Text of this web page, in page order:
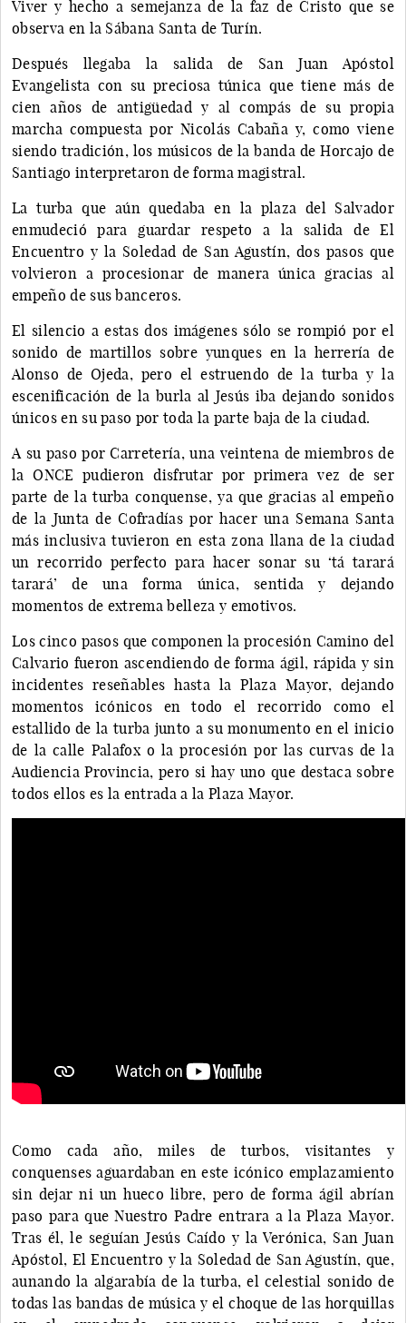
Viver y hecho a semejanza de la faz de Cristo que se
observa en la Sábana Santa de Turín.
Después llegaba la salida de San Juan Apóstol
Evangelista con su preciosa túnica que tiene más de
cien años de antigüedad y al compás de su propia
marcha compuesta por Nicolás Cabaña y, como viene
siendo tradición, los músicos de la banda de Horcajo de
Santiago interpretaron de forma magistral.
La turba que aún quedaba en la plaza del Salvador
enmudeció para guardar respeto a la salida de El
Encuentro y la Soledad de San Agustín, dos pasos que
volvieron a procesionar de manera única gracias al
empeño de sus banceros.
El silencio a estas dos imágenes sólo se rompió por el
sonido de martillos sobre yunques en la herrería de
Alonso de Ojeda, pero el estruendo de la turba y la
escenificación de la burla al Jesús iba dejando sonidos
únicos en su paso por toda la parte baja de la ciudad.
A su paso por Carretería, una veintena de miembros de
la ONCE pudieron disfrutar por primera vez de ser
parte de la turba conquense, ya que gracias al empeño
de la Junta de Cofradías por hacer una Semana Santa
más inclusiva tuvieron en esta zona llana de la ciudad
un recorrido perfecto para hacer sonar su ‘tá tarará
tarará’ de una forma única, sentida y dejando
momentos de extrema belleza y emotivos.
Los cinco pasos que componen la procesión Camino del
Calvario fueron ascendiendo de forma ágil, rápida y sin
incidentes reseñables hasta la Plaza Mayor, dejando
momentos icónicos en todo el recorrido como el
estallido de la turba junto a su monumento en el inicio
de la calle Palafox o la procesión por las curvas de la
Audiencia Provincia, pero si hay uno que destaca sobre
todos ellos es la entrada a la Plaza Mayor.
Como cada año, miles de turbos, visitantes y
conquenses aguardaban en este icónico emplazamiento
sin dejar ni un hueco libre, pero de forma ágil abrían
paso para que Nuestro Padre entrara a la Plaza Mayor.
Tras él, le seguían Jesús Caído y la Verónica, San Juan
Apóstol, El Encuentro y la Soledad de San Agustín, que,
aunando la algarabía de la turba, el celestial sonido de
todas las bandas de música y el choque de las horquillas